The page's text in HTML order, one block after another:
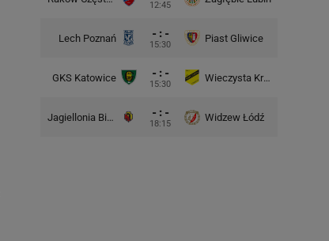
12:45
Lech Poznań - : -
15:30
Piast Gliwice
GKS Katowice - : -
15:30
Wieczysta Kraków
Jagiellonia Białystok - : -
18:15
Widzew Łódź